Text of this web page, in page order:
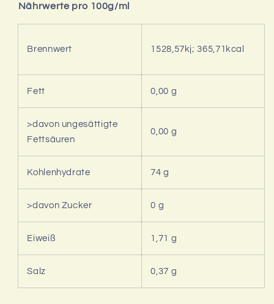
Nährwerte pro 100g/ml
Brennwert 1528,57kj; 365,71kcal
Fett 0,00 g
>davon ungesättigte
Fettsäuren
0,00 g
Kohlenhydrate 74 g
>davon Zucker 0 g
Eiweiß 1,71 g
Salz 0,37 g